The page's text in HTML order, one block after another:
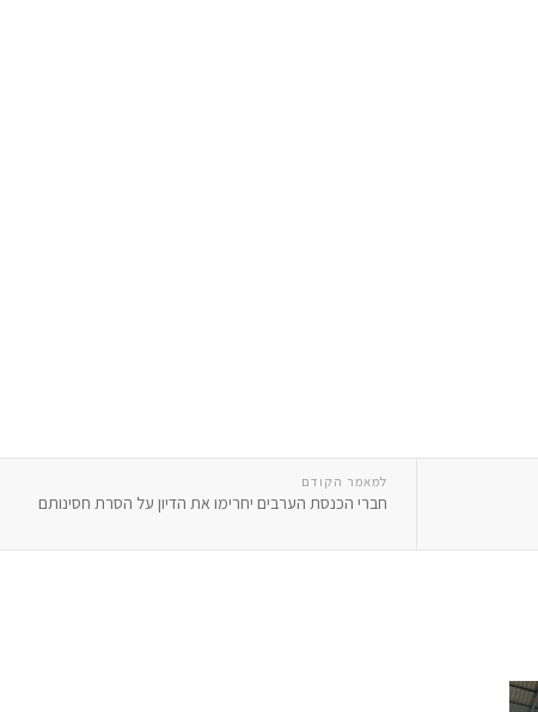
למאמר הקודם
חברי הכנסת הערבים יחרימו את הדיון על הסרת חסינותם